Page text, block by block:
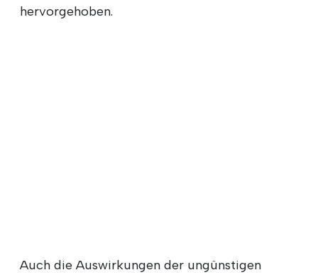
hervorgehoben.
Auch die Auswirkungen der ungünstigen